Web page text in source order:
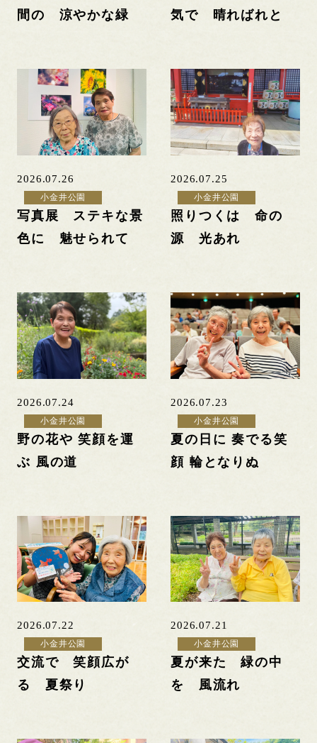
間の 涼やかな緑
気で 晴ればれと
2026.07.26
小金井公園
写真展 ステキな景
色に 魅せられて
2026.07.25
小金井公園
照りつくは 命の
源 光あれ
2026.07.24
小金井公園
野の花や 笑顔を運
ぶ 風の道
2026.07.23
小金井公園
夏の日に 奏でる笑
顔 輪となりぬ
2026.07.22
小金井公園
交流で 笑顔広が
る 夏祭り
2026.07.21
小金井公園
夏が来た 緑の中
を 風流れ